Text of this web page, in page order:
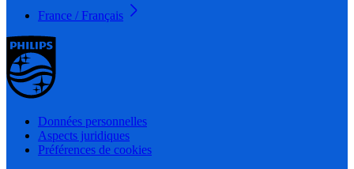
France / Français
Données personnelles
Aspects juridiques
Préférences de cookies